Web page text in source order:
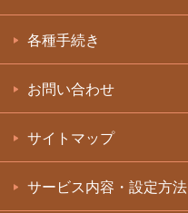
各種手続き
お問い合わせ
サイトマップ
サービス内容・設定方法